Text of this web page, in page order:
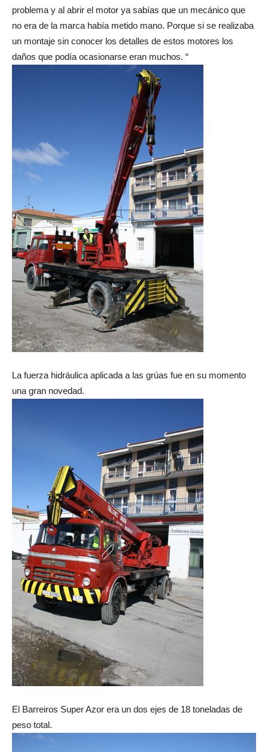
problema y al abrir el motor ya sabías que un mecánico que
no era de la marca había metido mano. Porque si se realizaba
un montaje sin conocer los detalles de estos motores los
daños que podía ocasionarse eran muchos. “
La fuerza hidráulica aplicada a las grúas fue en su momento
una gran novedad.
El Barreiros Super Azor era un dos ejes de 18 toneladas de
peso total.